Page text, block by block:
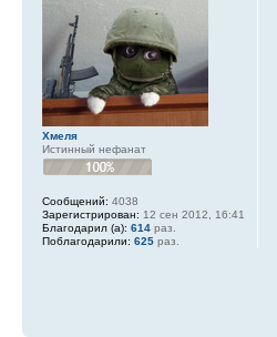
Хмеля
Истинный нефанат
Сообщений: 4038
Зарегистрирован: 12 сен 2012, 16:41
Благодарил (а): 614 раз.
Поблагодарили: 625 раз.